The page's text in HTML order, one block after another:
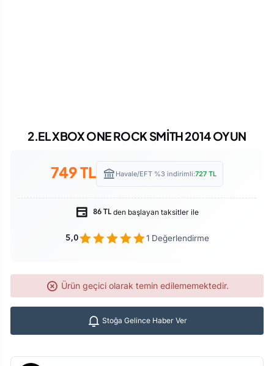
2.EL XBOX ONE ROCK SMİTH 2014 OYUN
749TL Havale/EFT %3 indirimli:727 TL
86 TL den başlayan taksitler ile
5,0 1 Değerlendirme
Ürün geçici olarak temin edilememektedir.
Stoğa Gelince Haber Ver